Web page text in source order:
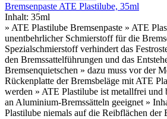
Bremsenpaste ATE Plastilube, 35ml
Inhalt: 35ml
» ATE Plastilube Bremsenpaste » ATE
unentbehrlicher Schmierstoff für die
Spezialschmierstoff verhindert das
den Bremssattelführungen und das
Bremsenquietschen » dazu muss vor der
Rückenplatte der Bremsbeläge mit ATE
werden » ATE Plastilube ist metallfrei und
an Aluminium-Bremssätteln geeignet »
Plastilube niemals auf die Reibflächen der